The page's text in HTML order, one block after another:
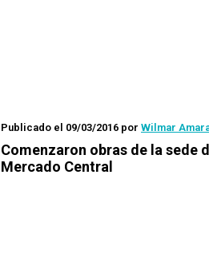
Publicado el 09/03/2016 por Wilmar
Comenzaron obras de la sede
Mercado Central